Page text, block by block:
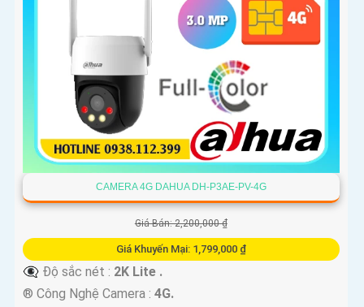
CAMERA 4G DAHUA DH-P3AE-PV-4G
Giá Bán: 2,200,000 ₫
Giá Khuyến Mại: 1,799,000 ₫
👁️‍🗨 Độ sắc nét : 2K Lite .
®️ Công Nghệ Camera : 4G.